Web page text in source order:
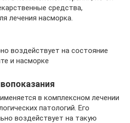
средства,
лечения насморка.
воздействует на состояние
и насморке
в комплексном лечении
патологий. Его
воздействует на такую